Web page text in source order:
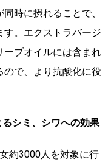
時に摂れることで、
。エクストラバージ
ーブオイルには含まれ
で、より抗酸化に役
シミ、シワへの効果
約3000人を対象に行